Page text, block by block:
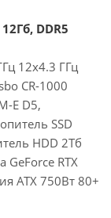
DDR5
12x4.3 ГГц
CR-1000
E D5,
SSD
HDD 2Тб
GeForce RTX
ATX 750Вт 80+